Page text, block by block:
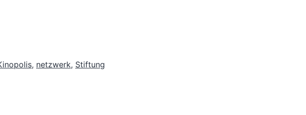
, netzwerk, Stiftung